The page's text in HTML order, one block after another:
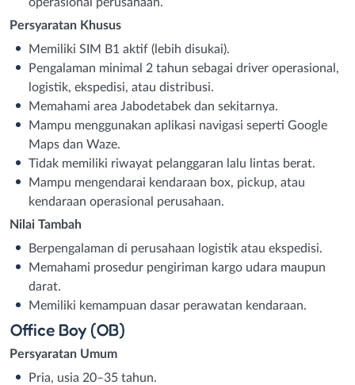
Persyaratan Khusus
Memiliki SIM B1 aktif (lebih disukai).
Pengalaman minimal 2 tahun sebagai driver operasional,
logistik, ekspedisi, atau distribusi.
Memahami area Jabodetabek dan sekitarnya.
Mampu menggunakan aplikasi navigasi seperti Google
Maps dan Waze.
Tidak memiliki riwayat pelanggaran lalu lintas berat.
Mampu mengendarai kendaraan box, pickup, atau
kendaraan operasional perusahaan.
Nilai Tambah
Berpengalaman di perusahaan logistik atau ekspedisi.
Memahami prosedur pengiriman kargo udara maupun
darat.
Memiliki kemampuan dasar perawatan kendaraan.
Office Boy (OB)
Persyaratan Umum
Pria, usia 20–35 tahun.